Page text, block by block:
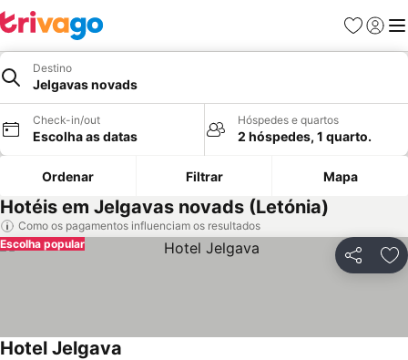
Favoritos
Iniciar
Destino
Jelgavas novads
Check-in/out
Escolha as datas
Hóspedes e quartos
2 hóspedes, 1 quarto.
Ordenar Filtrar Mapa
Hotéis em Jelgavas novads (Letónia)
Como os pagamentos influenciam os resultados
Partilhar
Escolha popular
Hotel Jelgava